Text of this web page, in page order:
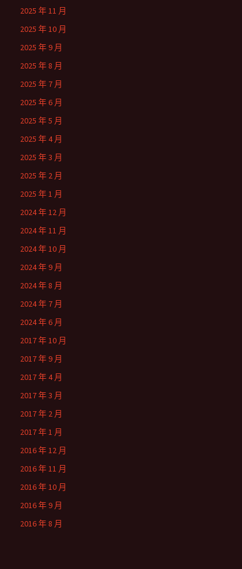
2025 年 11 月
2025 年 10 月
2025 年 9 月
2025 年 8 月
2025 年 7 月
2025 年 6 月
2025 年 5 月
2025 年 4 月
2025 年 3 月
2025 年 2 月
2025 年 1 月
2024 年 12 月
2024 年 11 月
2024 年 10 月
2024 年 9 月
2024 年 8 月
2024 年 7 月
2024 年 6 月
2017 年 10 月
2017 年 9 月
2017 年 4 月
2017 年 3 月
2017 年 2 月
2017 年 1 月
2016 年 12 月
2016 年 11 月
2016 年 10 月
2016 年 9 月
2016 年 8 月